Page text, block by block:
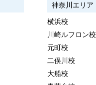
神奈川エリア
横浜校
川崎ルフロン校
元町校
二俣川校
大船校